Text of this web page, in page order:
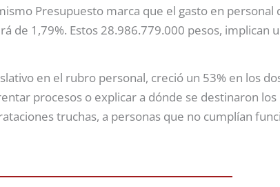
Presupuesto marca que el gasto en personal
de 1,79%. Estos 28.986.779.000 pesos, implican
en el rubro personal, creció un 53% en los
procesos o explicar a dónde se destinaron
truchas, a personas que no cumplían